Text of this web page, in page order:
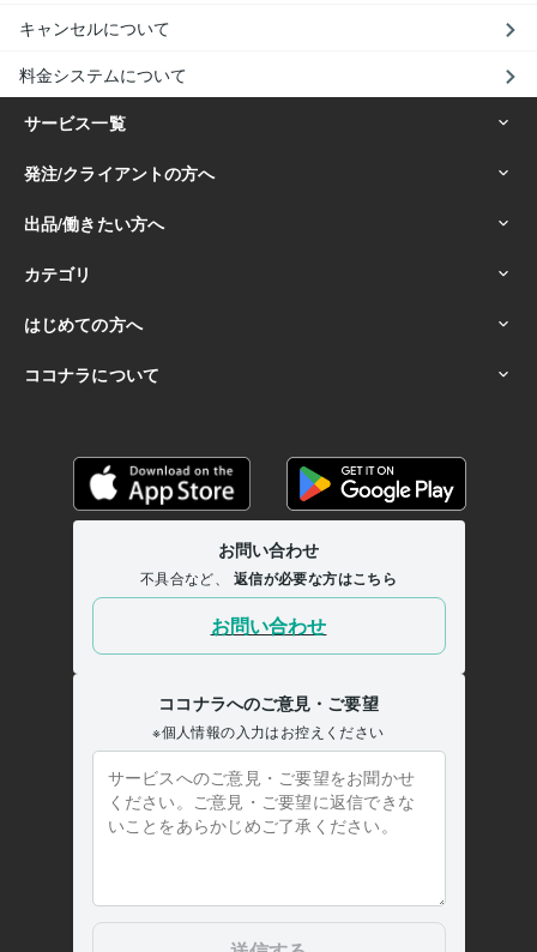
キャンセルについて
料金システムについて